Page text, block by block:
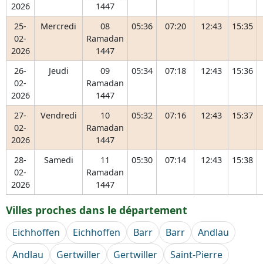
2026
1447
25-
02-
2026
Mercredi
08
Ramadan
1447
05:36 07:20 12:43 15:35
26-
02-
2026
Jeudi
09
Ramadan
1447
05:34 07:18 12:43 15:36
27-
02-
2026
Vendredi
10
Ramadan
1447
05:32 07:16 12:43 15:37
28-
02-
2026
Samedi
11
Ramadan
1447
05:30 07:14 12:43 15:38
Villes proches dans le département
Eichhoffen Eichhoffen Barr Barr
Andlau
Andlau
Gertwiller Gertwiller Saint-Pierre